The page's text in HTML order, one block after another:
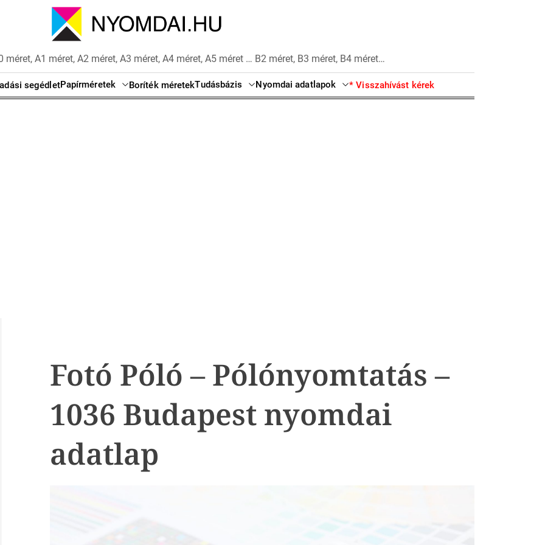
A1 méret, A2 méret, A3 méret, A4 méret, A5 méret … B2 méret, B3 méret, B4 méret…
segédletPapírméretek Boríték méretekTudásbázis Nyomdai adatlapok * Visszahívást kérek
Fotó Póló – Pólónyomtatás –
1036 Budapest nyomdai
adatlap